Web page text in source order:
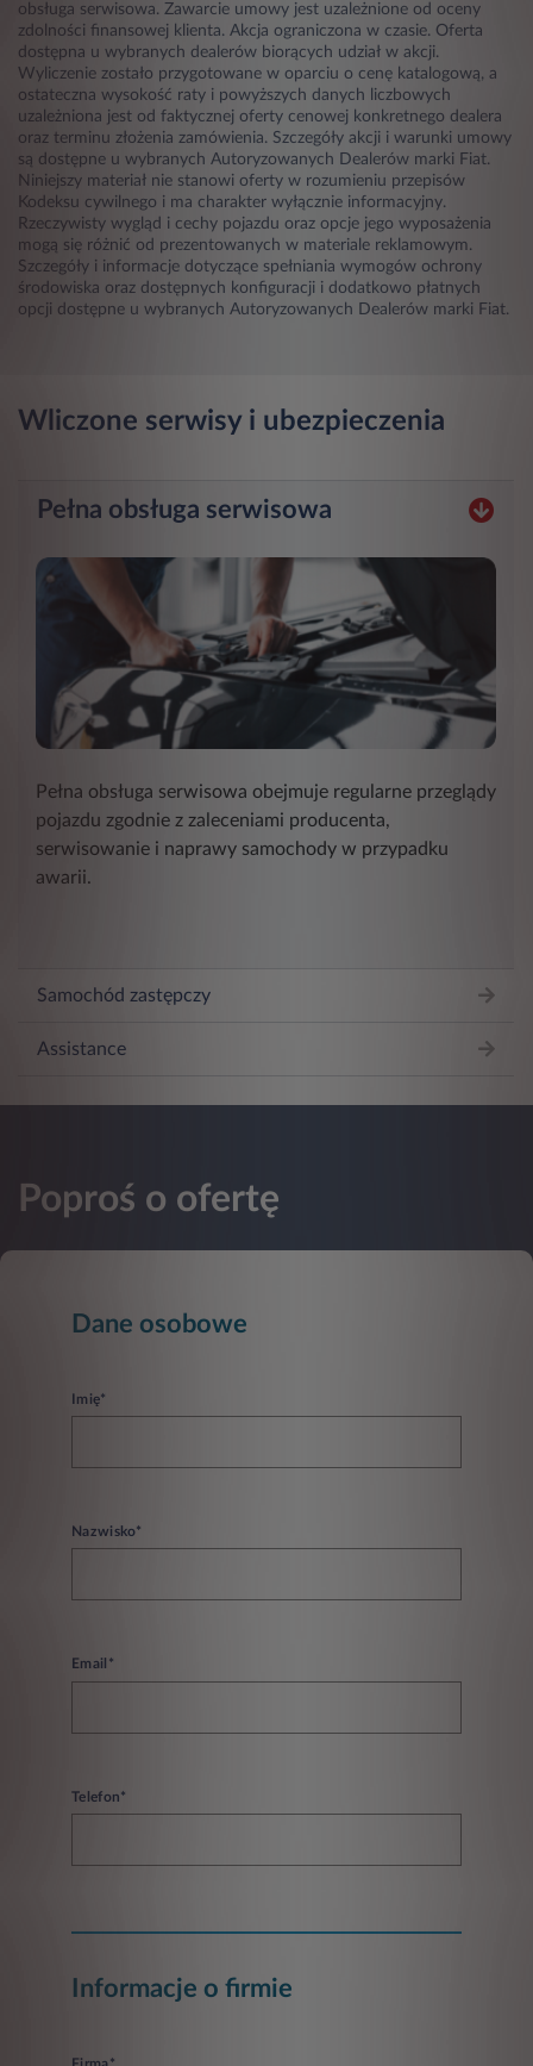
obsługa serwisowa. Zawarcie umowy jest uzależnione od oceny
zdolności finansowej klienta. Akcja ograniczona w czasie. Oferta
dostępna u wybranych dealerów biorących udział w akcji.
Wyliczenie zostało przygotowane w oparciu o cenę katalogową, a
ostateczna wysokość raty i powyższych danych liczbowych
uzależniona jest od faktycznej oferty cenowej konkretnego dealera
oraz terminu złożenia zamówienia. Szczegóły akcji i warunki umowy
są dostępne u wybranych Autoryzowanych Dealerów marki Fiat.
Niniejszy materiał nie stanowi oferty w rozumieniu przepisów
Kodeksu cywilnego i ma charakter wyłącznie informacyjny.
Rzeczywisty wygląd i cechy pojazdu oraz opcje jego wyposażenia
mogą się różnić od prezentowanych w materiale reklamowym.
Szczegóły i informacje dotyczące spełniania wymogów ochrony
środowiska oraz dostępnych konfiguracji i dodatkowo płatnych
opcji dostępne u wybranych Autoryzowanych Dealerów marki Fiat.
Wliczone serwisy i ubezpieczenia
Pełna obsługa serwisowa
Pełna obsługa serwisowa obejmuje regularne przeglądy
pojazdu zgodnie z zaleceniami producenta,
serwisowanie i naprawy samochody w przypadku
awarii.
Samochód zastępczy
Assistance
Poproś o ofertę
Dane osobowe
Imię*
Nazwisko*
Email*
Telefon*
Informacje o firmie